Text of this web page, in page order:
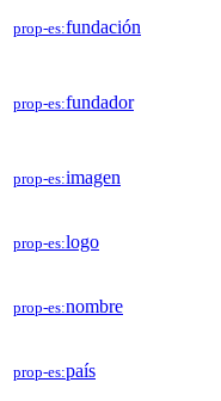
prop-es:fundación
prop-es:fundador
prop-es:imagen
prop-es:logo
prop-es:nombre
prop-es:país